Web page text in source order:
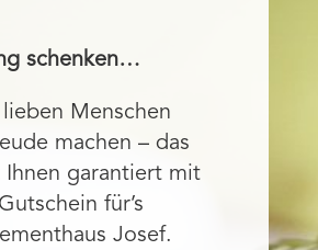
schenken…
Menschen
machen – das
garantiert mit
für’s
Josef.